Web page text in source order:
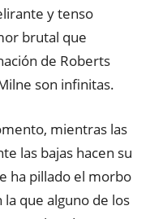
y tenso
brutal que
de Roberts
son infinitas.
mientras las
las bajas hacen su
ha pillado el morbo
que alguno de los